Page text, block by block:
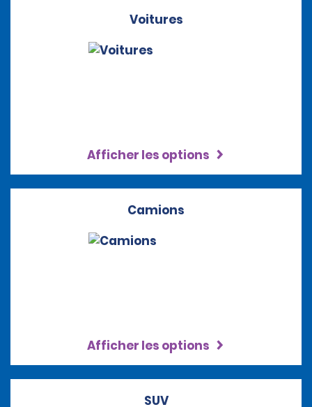
Voitures
Afficher les options
Camions
Afficher les options
SUV